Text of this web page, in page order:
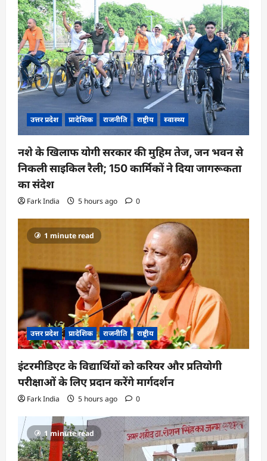
उत्तर प्रदेश प्रादेशिक राजनीति राष्ट्रीय स्वास्थ्य
नशे के खिलाफ योगी सरकार की मुहिम तेज, जन भवन से
निकली साइकिल रैली; 150 कार्मिकों ने दिया जागरूकता
का संदेश
Fark India 5 hours ago 0
1 minute read
उत्तर प्रदेश प्रादेशिक राजनीति राष्ट्रीय
इंटरमीडिएट के विद्यार्थियों को करियर और प्रतियोगी
परीक्षाओं के लिए प्रदान करेंगे मार्गदर्शन
Fark India 5 hours ago 0
1 minute read